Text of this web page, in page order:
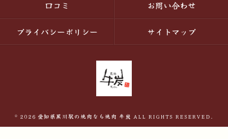
口コミ お問い合わせ
プライバシーポリシー サイトマップ
© 2026 愛知県黒川駅の焼肉なら焼肉 牛炭 ALL RIGHTS RESERVED.